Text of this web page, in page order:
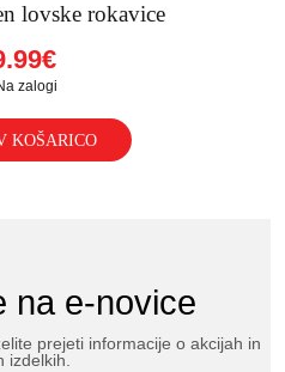
lovske rokavice
zalogi
KOŠARICO
na e-novice
prejeti informacije o akcijah in
izdelkih.